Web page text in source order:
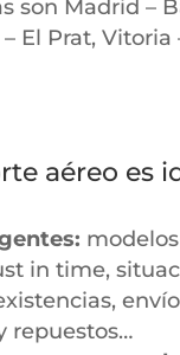
son Madrid –
El Prat, Vitoria
aéreo es
in time,
repuestos…